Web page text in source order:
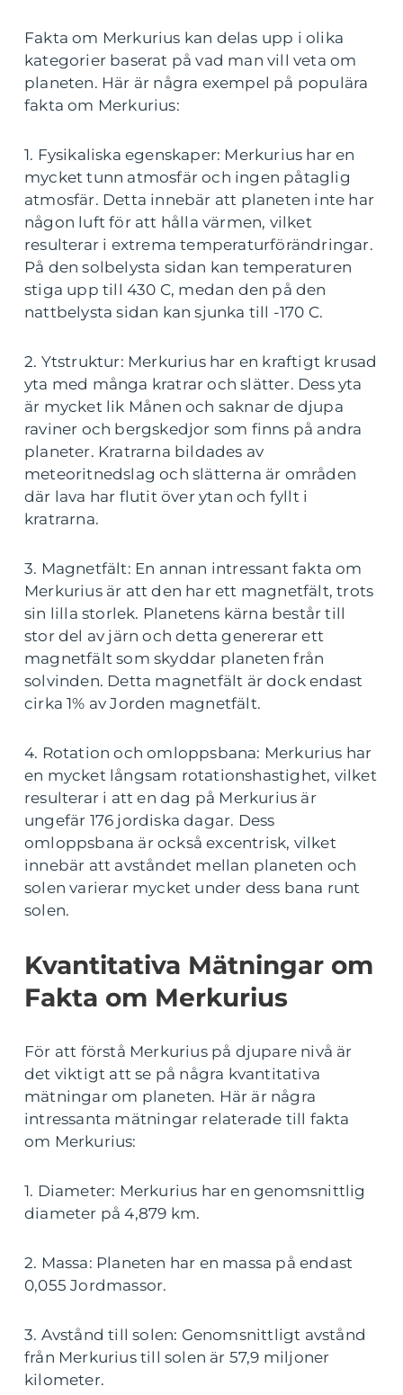
Fakta om Merkurius kan delas upp i olika
kategorier baserat på vad man vill veta om
planeten. Här är några exempel på populära
fakta om Merkurius:
1. Fysikaliska egenskaper: Merkurius har en
mycket tunn atmosfär och ingen påtaglig
atmosfär. Detta innebär att planeten inte har
någon luft för att hålla värmen, vilket
resulterar i extrema temperaturförändringar.
På den solbelysta sidan kan temperaturen
stiga upp till 430 C, medan den på den
nattbelysta sidan kan sjunka till -170 C.
2. Ytstruktur: Merkurius har en kraftigt krusad
yta med många kratrar och slätter. Dess yta
är mycket lik Månen och saknar de djupa
raviner och bergskedjor som finns på andra
planeter. Kratrarna bildades av
meteoritnedslag och slätterna är områden
där lava har flutit över ytan och fyllt i
kratrarna.
3. Magnetfält: En annan intressant fakta om
Merkurius är att den har ett magnetfält, trots
sin lilla storlek. Planetens kärna består till
stor del av järn och detta genererar ett
magnetfält som skyddar planeten från
solvinden. Detta magnetfält är dock endast
cirka 1% av Jorden magnetfält.
4. Rotation och omloppsbana: Merkurius har
en mycket långsam rotationshastighet, vilket
resulterar i att en dag på Merkurius är
ungefär 176 jordiska dagar. Dess
omloppsbana är också excentrisk, vilket
innebär att avståndet mellan planeten och
solen varierar mycket under dess bana runt
solen.
Kvantitativa Mätningar om
Fakta om Merkurius
För att förstå Merkurius på djupare nivå är
det viktigt att se på några kvantitativa
mätningar om planeten. Här är några
intressanta mätningar relaterade till fakta
om Merkurius:
1. Diameter: Merkurius har en genomsnittlig
diameter på 4,879 km.
2. Massa: Planeten har en massa på endast
0,055 Jordmassor.
3. Avstånd till solen: Genomsnittligt avstånd
från Merkurius till solen är 57,9 miljoner
kilometer.